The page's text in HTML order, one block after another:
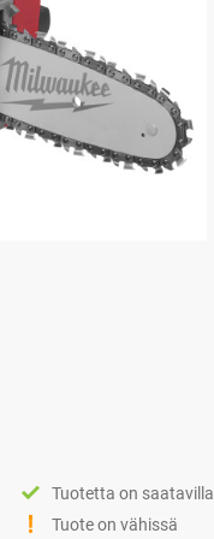
Tuotetta on saatavilla
Tuote on vähissä